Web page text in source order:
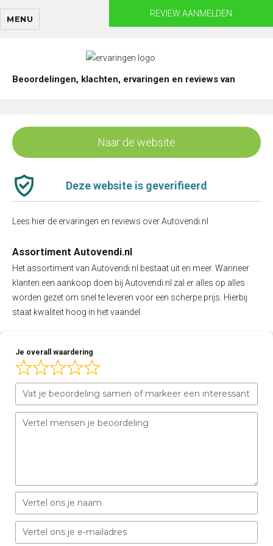
Skip
MENU
REVIEW AANMELDEN
Beoordelingen, klachten, ervaringen en reviews van
Naar de website
Deze website is geverifieerd
Lees hier de ervaringen en reviews over Autovendi.nl
Assortiment Autovendi.nl
Het assortiment van Autovendi.nl bestaat uit en meer. Wanneer
klanten een aankoop doen bij Autovendi.nl zal er alles op alles
worden gezet om snel te leveren voor een scherpe prijs. Hierbij
staat kwaliteit hoog in het vaandel.
Je overall waardering